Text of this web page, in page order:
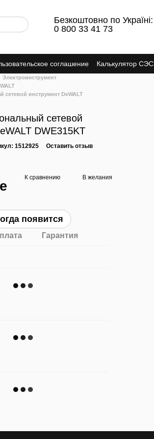
Безкоштовно по Україні:
0 800 33 41 73
соглашение Калькулятор СЭС
Электроинструмент
инструмент DeWALT
сетевой
DWE315KT
1512925 Оставить отзыв
К сравнению В желания
появится
Гарантия